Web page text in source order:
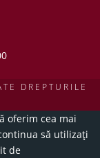
DREPTURILE
oferim cea mai
să utilizați
de